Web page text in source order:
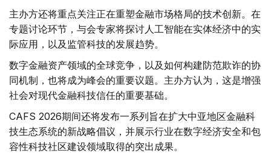
主办方还将重点关注正在重塑金融市场格局的技术创新。在
专题讨论环节，与会专家将探讨人工智能在实体经济中的实
际应用，以及监管科技的发展趋势。
数字金融资产领域的全球竞争，以及如何构建防范欺诈的协
同机制，也将成为峰会的重要议题。主办方认为，这是增强
社会对现代金融科技信任的重要基础。
CAFS 2026期间还将发布一系列旨在扩大中亚地区金融科
技生态系统的新战略倡议，并展示行业在数字经济安全和包
容性科技社区建设领域取得的突出成果。